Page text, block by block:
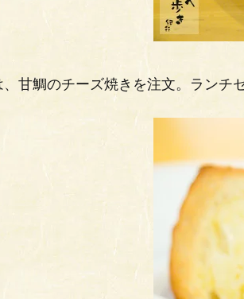
、甘鯛のチーズ焼きを注文。ランチ